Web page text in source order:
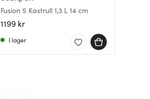
Fusion 5 Kastrull 1,3 L 14 cm
1199 kr
I lager